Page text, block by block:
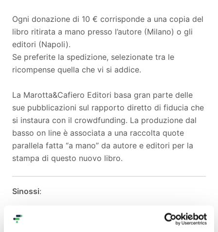
Ogni donazione di 10 € corrisponde a una copia del
libro ritirata a mano presso l’autore (Milano) o gli
editori (Napoli).
Se preferite la spedizione, selezionate tra le
ricompense quella che vi si addice.
La Marotta&Cafiero Editori basa gran parte delle
sue pubblicazioni sul rapporto diretto di fiducia che
si instaura con il crowdfunding. La produzione dal
basso on line è associata a una raccolta quote
parallela fatta “a mano” da autore e editori per la
stampa di questo nuovo libro.
Sinossi:
Inizia tutto su un marciapiede, con dei fogli in mano
e il tempo che scorre più lento del solito, alterando